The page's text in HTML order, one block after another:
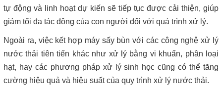
tự động và linh hoạt dự kiến ​​sẽ tiếp tục được cải thiện, giúp
giảm tối đa tác động của con người đối với quá trình xử lý.
Ngoài ra, việc kết hợp máy sấy bùn với các công nghệ xử lý
nước thải tiên tiến khác như xử lý bằng vi khuẩn, phân loại
hạt, hay các phương pháp xử lý sinh học cũng có thể tăng
cường hiệu quả và hiệu suất của quy trình xử lý nước thải.